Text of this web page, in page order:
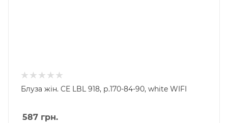
Блуза жін. CE LBL 918, р.170-84-90, white WIFI
587 грн.